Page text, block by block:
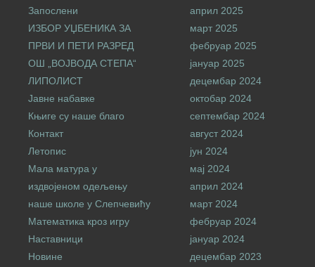
Запослени
ИЗБОР УЏБЕНИКА ЗА
ПРВИ И ПЕТИ РАЗРЕД
ОШ „ВОЈВОДА СТЕПА“
ЛИПОЛИСТ
Јавне набавке
Књиге су наше благо
Контакт
Летопис
Мала матура у
издвојеном одељењу
наше школе у Слепчевићу
Математика кроз игру
Наставници
Новине
април 2025
март 2025
фебруар 2025
јануар 2025
децембар 2024
октобар 2024
септембар 2024
август 2024
јун 2024
мај 2024
април 2024
март 2024
фебруар 2024
јануар 2024
децембар 2023